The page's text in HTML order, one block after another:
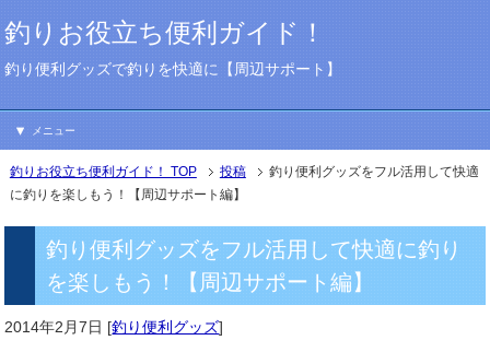
釣りお役立ち便利ガイド！
釣り便利グッズで釣りを快適に【周辺サポート】
メニュー
釣りお役立ち便利ガイド！ TOP 投稿
釣り便利グッズをフル活用して快適
に釣りを楽しもう！【周辺サポート編】
釣り便利グッズをフル活用して快適に釣り
を楽しもう！【周辺サポート編】
2014年2月7日 [釣り便利グッズ]